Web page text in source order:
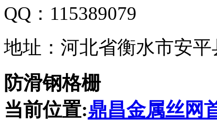
QQ：115389079
地址：河北省衡水市安
防滑钢格栅
当前位置:鼎昌金属丝网